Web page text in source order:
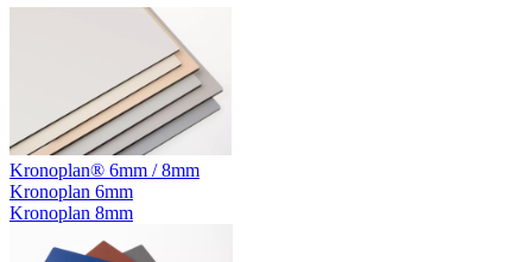
Kronoplan® 6mm / 8mm
Kronoplan 6mm
Kronoplan 8mm